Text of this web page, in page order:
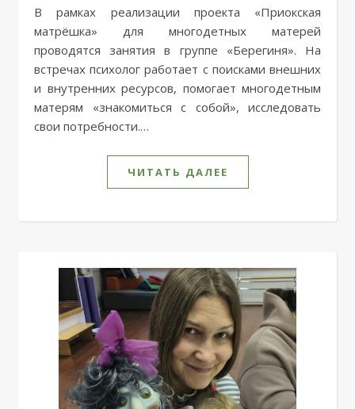
В рамках реализации проекта «Приокская
матрёшка» для многодетных матерей
проводятся занятия в группе «Берегиня». На
встречах психолог работает с поисками внешних
и внутренних ресурсов, помогает многодетным
матерям «знакомиться с собой», исследовать
свои потребности.…
ЧИТАТЬ ДАЛЕЕ